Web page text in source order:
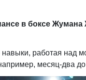
в боксе Жумана
работая над
месяц-два